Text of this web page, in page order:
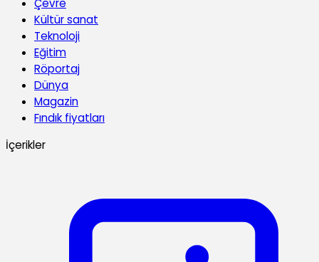
Kültür sanat
Teknoloji
Eğitim
Röportaj
Dünya
Magazin
Fındık fiyatları
İçerikler